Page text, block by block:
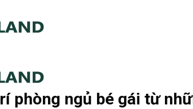
phòng ngủ bé gái từ